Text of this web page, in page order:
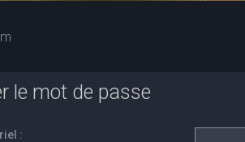
le mot de passe
: